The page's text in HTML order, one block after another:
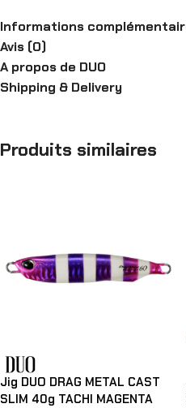
Informations
Avis (0)
A propos de DUO
Shipping & Delivery
Produits similaires
Jig DUO DRAG METAL CAST
SLIM 40g TACHI MAGENTA